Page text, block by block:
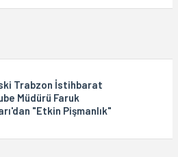
Trabzon İstihbarat
Müdürü Faruk
"Etkin Pişmanlık"